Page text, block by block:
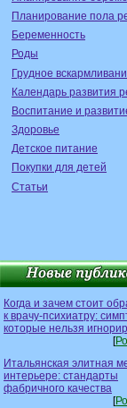
Планирование пола
Беременность
Роды
Грудное
Календарь развития
Воспитание и
Здоровье
Детское питание
Покупки для детей
Статьи
Когда и зачем стоит
к врачу-психиатру:
которые нельзя
[
Итальянская элитная
интерьере: стандарты
фабричного качества
[